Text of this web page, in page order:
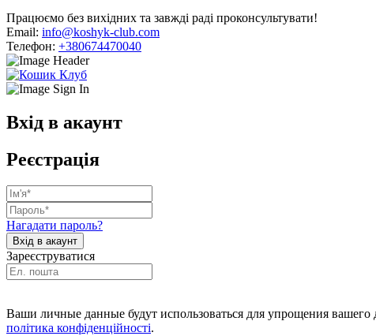
Працюємо без вихідних та завжді раді проконсультувати!
Email: info@koshyk-club.com
Телефон: +380674470040
Вхід в акаунт
Реєстрація
Нагадати пароль?
Зареєструватися
Ваши личные данные будут использоваться для упрощения
політика конфіденційності.